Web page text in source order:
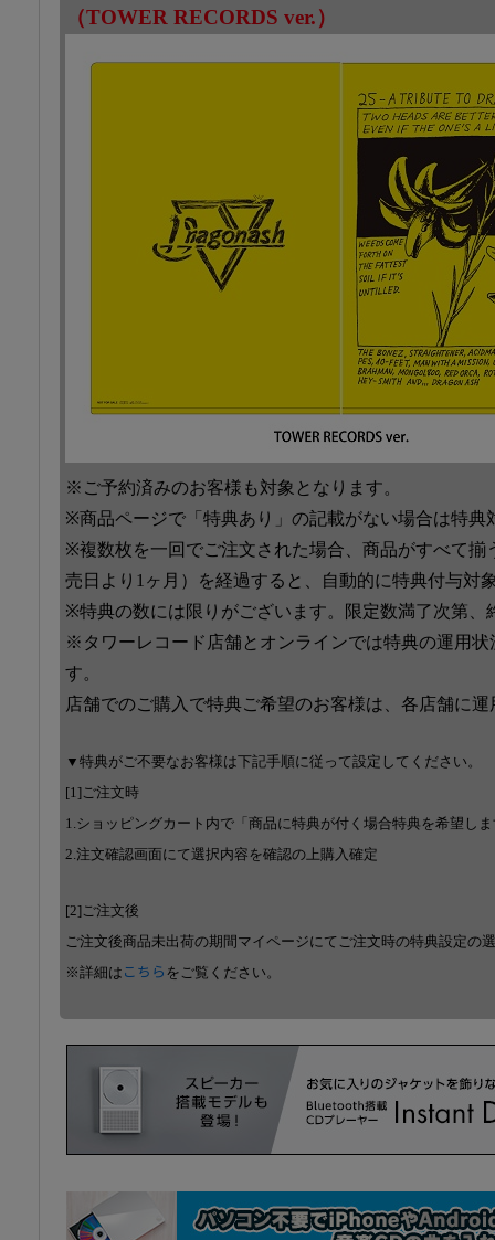
（TOWER RECORDS ver.）
※ご予約済みのお客様も対象となります。
※商品ページで「特典あり」の記載がない場合は特典
※複数枚を一回でご注文された場合、商品がすべて揃
売日より1ヶ月）を経過すると、自動的に特典付与対
※特典の数には限りがございます。限定数満了次第、
※タワーレコード店舗とオンラインでは特典の運用
す。
店舗でのご購入で特典ご希望のお客様は、各店舗に
▼特典がご不要なお客様は下記手順に従って設定してください。
[1]ご注文時
1.ショッピングカート内で「商品に特典が付く場合特典を希望し
2.注文確認画面にて選択内容を確認の上購入確定
[2]ご注文後
ご注文後商品未出荷の期間マイページにてご注文時の特典設定の
※詳細は こちら をご覧ください。